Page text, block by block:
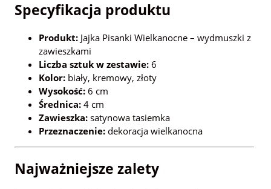
Specyfikacja produktu
Produkt: Jajka Pisanki Wielkanocne – wydmuszki z
zawieszkami
Liczba sztuk w zestawie: 6
Kolor: biały, kremowy, złoty
Wysokość: 6 cm
Średnica: 4 cm
Zawieszka: satynowa tasiemka
Przeznaczenie: dekoracja wielkanocna
Najważniejsze zalety